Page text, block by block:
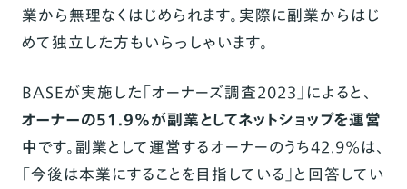
業から無理なくはじめられます。実際に副業からはじ
めて独立した方もいらっしゃいます。
BASEが実施した「オーナーズ調査2023」によると、
オーナーの51.9%が副業としてネットショップを運営
中です。副業として運営するオーナーのうち42.9%は、
「今後は本業にすることを目指している」と回答してい